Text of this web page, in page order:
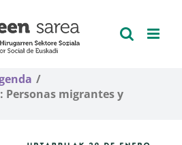
Personas migrantes y